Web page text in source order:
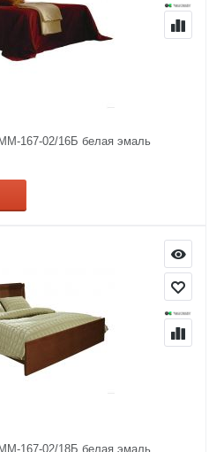
167-02/16Б белая эмаль
167-02/18Б белая эмаль